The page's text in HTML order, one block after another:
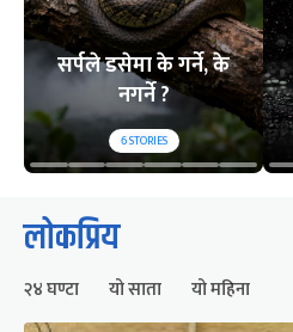
सर्पले डसेमा के गर्ने, के
नगर्ने ?
6STORIES
लोकप्रिय
२४ घण्टा यो साता यो महिना